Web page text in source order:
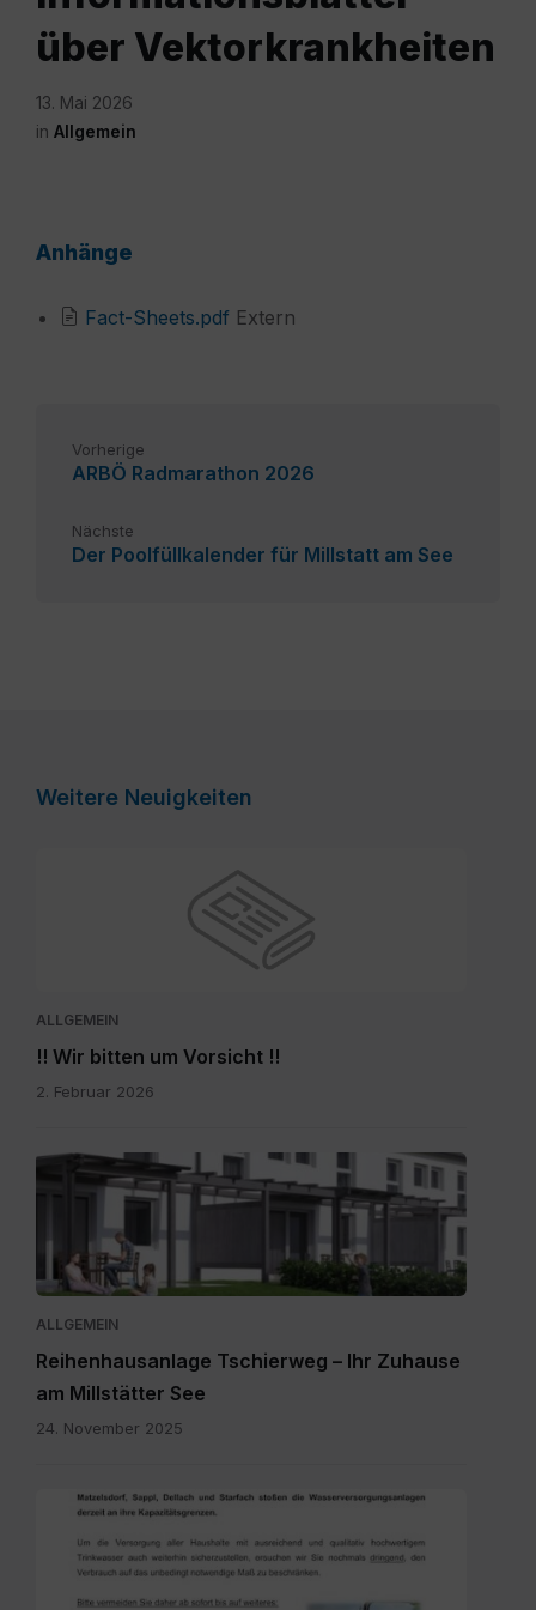
über Vektorkrankheiten
13. Mai 2026
in Allgemein
Anhänge
Fact-Sheets.pdf File
Extern
Vorherige
ARBÖ Radmarathon 2026
Nächste
Der Poolfüllkalender für Millstatt am See
Weitere Neuigkeiten
ALLGEMEIN
!! Wir bitten um Vorsicht !!
2. Februar 2026
20251111_Flyer.pdf
ALLGEMEIN
Reihenhausanlage Tschierweg – Ihr Zuhause
am Millstätter See
24. November 2025
20260727_Wassersparen.pdf